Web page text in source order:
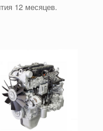
12 месяцев.